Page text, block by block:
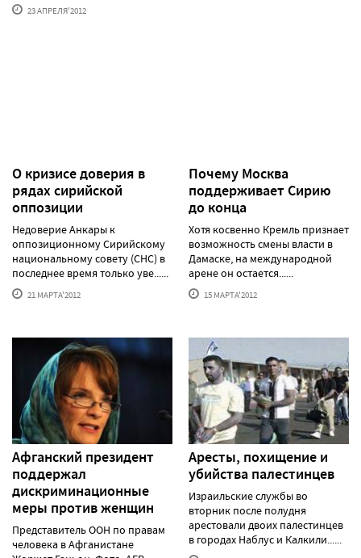
23 АПРЕЛЯ'2012
О кризисе доверия в
рядах сирийской
оппозиции
Недоверие Анкары к
оппозиционному Сирийскому
национальному совету (СНС) в
последнее время только уве......
21 МАРТА'2012
Почему Москва
поддерживает Сирию
до конца
Хотя косвенно Кремль признает
возможность смены власти в
Дамаске, на международной
арене он остается......
15 МАРТА'2012
Афганский президент
поддержал
дискриминационные
меры против женщин
Представитель ООН по правам
человека в Афганистане
Аресты, похищение и
убийства палестинцев
Израильские службы во
вторник после полудня
арестовали двоих палестинцев
в городах Наблус и Калкили......